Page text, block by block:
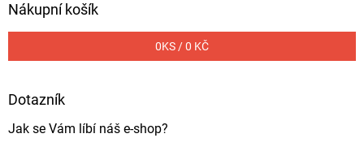
Nákupní košík
0KS /0 KČ
Dotazník
Jak se Vám líbí náš e-shop?